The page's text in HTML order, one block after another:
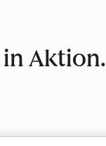
in Aktion.